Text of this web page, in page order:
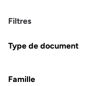
Filtres
Type de document
Famille